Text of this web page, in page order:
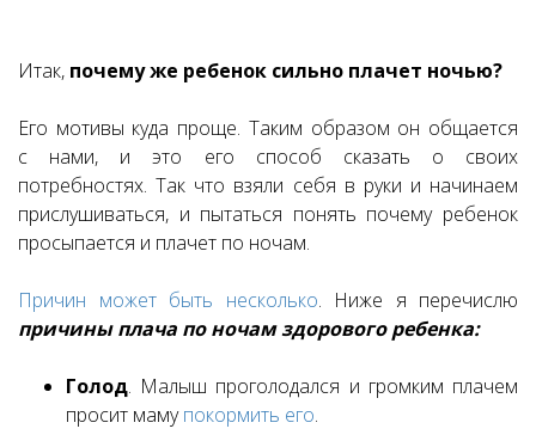
Итак, почему же ребенок сильно плачет ночью?
Его мотивы куда проще. Таким образом он общается
с нами, и это его способ сказать о своих
потребностях.Так что взяли себя в руки и начинаем
прислушиваться, и пытаться понять почему ребенок
просыпается и плачет по ночам.
Причин может быть несколько. Ниже я перечислю
причины плача по ночам здорового ребенка:
Голод. Малыш проголодался и громким плачем
просит мамупокормить его.